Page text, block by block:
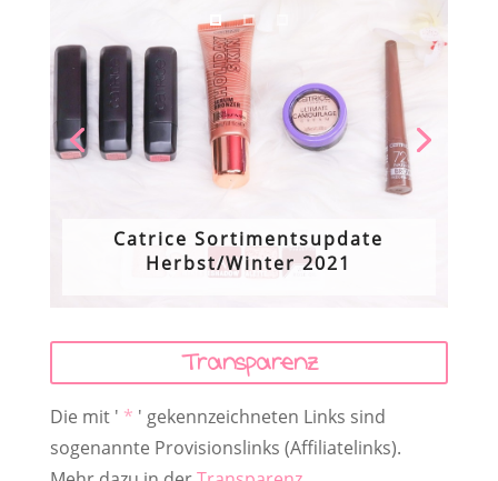
Catrice Sortimentsupdate
Herbst/Winter 2021
Transparenz
Die mit ' * ' gekennzeichneten Links sind
sogenannte Provisionslinks (Affiliatelinks).